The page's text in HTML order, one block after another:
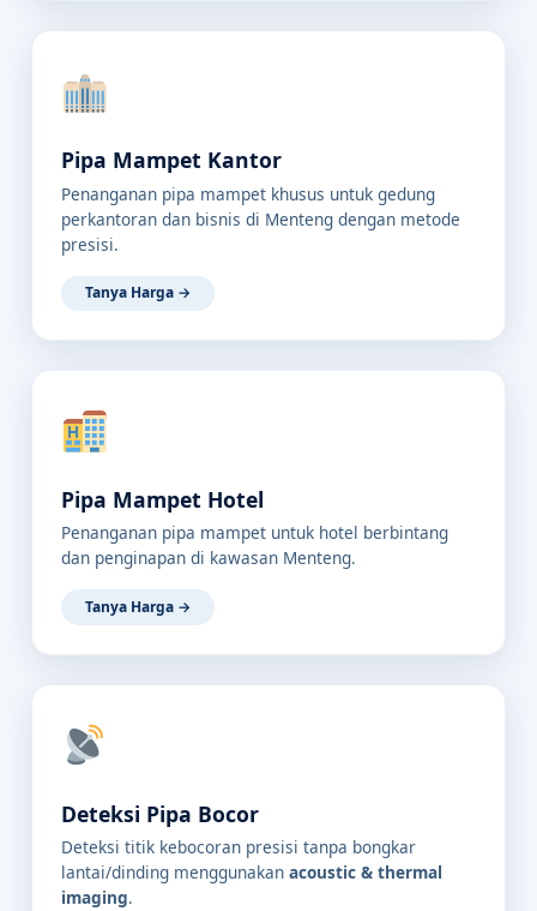
Pipa Mampet Kantor
Penanganan pipa mampet khusus untuk gedung
perkantoran dan bisnis di Menteng dengan metode
presisi.
Tanya Harga →
Pipa Mampet Hotel
Penanganan pipa mampet untuk hotel berbintang
dan penginapan di kawasan Menteng.
Tanya Harga →
Deteksi Pipa Bocor
Deteksi titik kebocoran presisi tanpa bongkar
lantai/dinding menggunakan acoustic & thermal
imaging.